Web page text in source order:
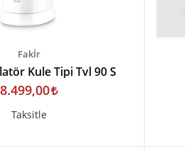
Fakİr
Kule Tipi Tvl 90 S
8.499,00
Taksitle